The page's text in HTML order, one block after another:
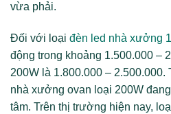
vừa phải.
Đối với loại đèn led nhà xưởng
động trong khoảng 1.500.000 –
200W là 1.800.000 – 2.500.000.
nhà xưởng ovan loại 200W
tâm. Trên thị trường hiện nay,